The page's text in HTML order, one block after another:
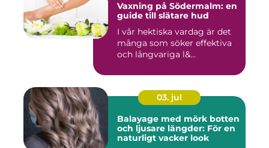
Vaxning på Södermalm: en
guide till slätare hud
I vår hektiska vardag är det
många som söker effektiva
och långvariga l&...
03. jul
Balayage med mörk botten
och ljusare längder: För en
naturligt vacker look